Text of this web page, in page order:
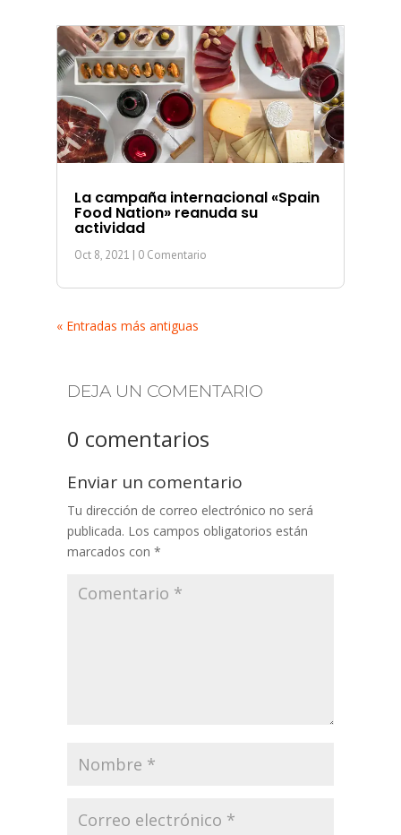
La campaña internacional «Spain
Food Nation» reanuda su
actividad
Oct 8, 2021 | 0 Comentario
« Entradas más antiguas
DEJA UN COMENTARIO
0 comentarios
Enviar un comentario
Tu dirección de correo electrónico no será
publicada. Los campos obligatorios están
marcados con *